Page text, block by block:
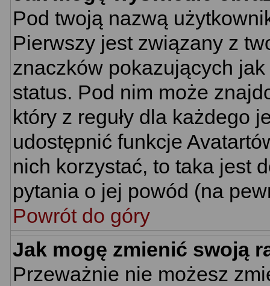
Pod twoją nazwą
Pierwszy jest związany z
znaczków pokazujących
status. Pod nim może
który z reguły dla każdego
udostępnić funkcje
nich korzystać, to taka jest
pytania o jej powód (na
Powrót do góry
Jak mogę zmienić swoją
Przeważnie nie możesz